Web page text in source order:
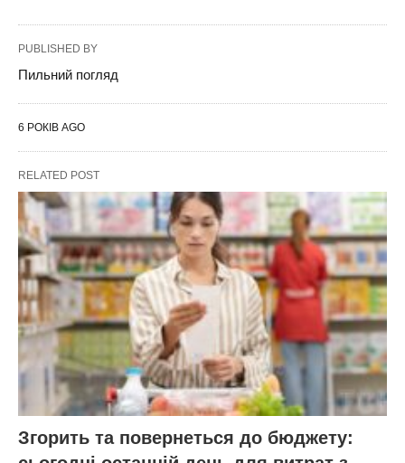
PUBLISHED BY
Пильний погляд
6 РОКІВ AGO
RELATED POST
Згорить та повернеться до бюджету: